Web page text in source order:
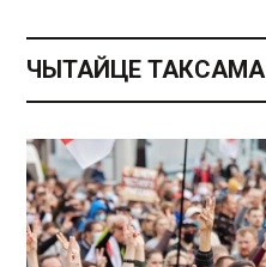
ЧЫТАЙЦЕ ТАКСАМА